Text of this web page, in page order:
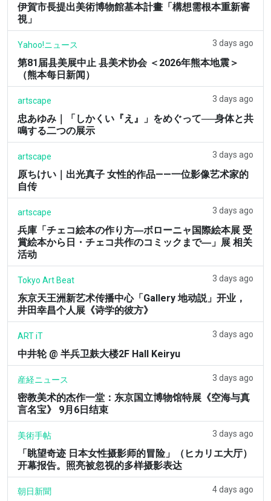
伊賀市長提出美術博物館基本計畫「構想需根本重新審
視」
Yahoo!ニュース 3 days ago
第81届县美展中止 县美术协会 ＜2026年熊本地震＞
（熊本每日新闻）
artscape 3 days ago
忠あゆみ｜「しかくい『え』」をめぐって──身体と共
鳴する二つの展示
artscape 3 days ago
原ちけい｜出光真子 女性的作品——一位影像艺术家的
自传
artscape 3 days ago
兵庫「チェコ絵本の作り方―ボローニャ国際絵本展 受
賞絵本から日・チェコ共作のコミックまで―」展 相关
活动
Tokyo Art Beat 3 days ago
东京天王洲新艺术传播中心「Gallery 地动説」开业，
井田幸昌个人展《诗学的彼方》
ART iT 3 days ago
中井轮 @ 半兵卫麸大楼2F Hall Keiryu
産経ニュース 3 days ago
密教美术的杰作一堂：东京国立博物馆特展《空海与真
言名宝》 9月6日结束
美術手帖 3 days ago
「眺望奇迹 日本女性摄影师的冒险」（ヒカリエ大厅）
开幕报告。照亮被忽视的多样摄影表达
朝日新聞 4 days ago